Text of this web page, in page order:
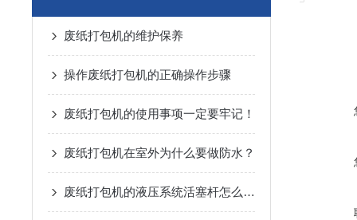
废纸打包机的维护保养
操作废纸打包机的正确操作步骤
废纸打包机的使用事项一定要牢记！
废纸打包机在室外为什么要做防水？
废纸打包机的液压系统活塞杆怎么拼装？